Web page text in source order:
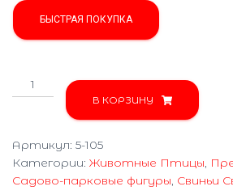
БЫСТРАЯ ПОКУПКА
Количество
товара
лопатой
5-
105
В КОРЗИНУ
Артикул: 5-105
Категории: Животные Птицы,
Садово-парковые фигуры, Свиньи